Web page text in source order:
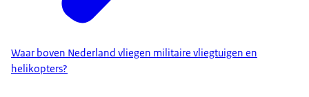
Waar boven Nederland vliegen militaire vliegtuigen en
helikopters?